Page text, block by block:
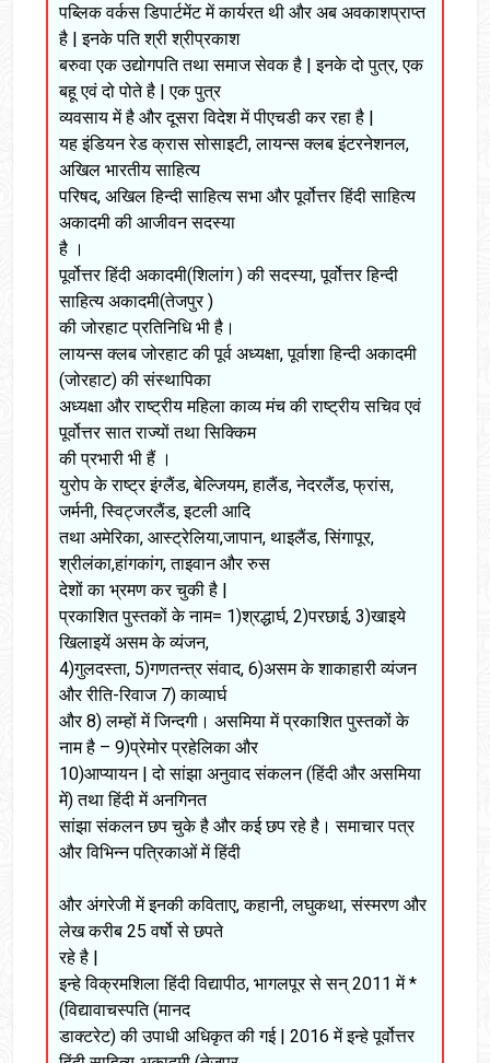
पब्लिक वर्कस डिपार्टमेंट में कार्यरत थी और अब अवकाशप्राप्त
है | इनके पति श्री श्रीप्रकाश
बरुवा एक उद्योगपति तथा समाज सेवक है | इनके दो पुत्र, एक
बहू एवं दो पोते है | एक पुत्र
व्यवसाय में है और दूसरा विदेश में पीएचडी कर रहा है |
यह इंडियन रेड क्रास सोसाइटी, लायन्स क्लब इंटरनेशनल,
अखिल भारतीय साहित्य
परिषद, अखिल हिन्दी साहित्य सभा और पूर्वोत्तर हिंदी साहित्य
अकादमी की आजीवन सदस्या
है ।
पूर्वोत्तर हिंदी अकादमी(शिलांग ) की सदस्या, पूर्वोत्तर हिन्दी
साहित्य अकादमी(तेजपुर )
की जोरहाट प्रतिनिधि भी है।
लायन्स क्लब जोरहाट की पूर्व अध्यक्षा, पूर्वाशा हिन्दी अकादमी
(जोरहाट) की संस्थापिका
अध्यक्षा और राष्ट्रीय महिला काव्य मंच की राष्ट्रीय सचिव एवं
पूर्वोत्तर सात राज्यों तथा सिक्किम
की प्रभारी भी हैं ।
युरोप के राष्ट्र इंग्लैंड, बेल्जियम, हालैंड, नेदरलैंड, फ्रांस,
जर्मनी, स्विट्जरलैंड, इटली आदि
तथा अमेरिका, आस्ट्रेलिया,जापान, थाइलैंड, सिंगापूर,
श्रीलंका,हांगकांग, ताइवान और रुस
देशों का भ्रमण कर चुकी है |
प्रकाशित पुस्तकों के नाम= 1)श्रद्धार्घ, 2)परछाई, 3)खाइये
खिलाइयें असम के व्यंजन,
4)गुलदस्ता, 5)गणतन्त्र संवाद, 6)असम के शाकाहारी व्यंजन
और रीति-रिवाज 7) काव्यार्घ
और 8) लम्हों में जिन्दगी। असमिया में प्रकाशित पुस्तकों के
नाम है – 9)प्रेमोर प्रहेलिका और
10)आप्यायन | दो सांझा अनुवाद संकलन (हिंदी और असमिया
में) तथा हिंदी में अनगिनत
सांझा संकलन छप चुके है और कई छप रहे है। समाचार पत्र
और विभिन्न पत्रिकाओं में हिंदी
और अंगरेजी में इनकी कविताए, कहानी, लघुकथा, संस्मरण और
लेख करीब 25 वर्षो से छपते
रहे है |
इन्हे विक्रमशिला हिंदी विद्यापीठ, भागलपूर से सन् 2011 में *
(विद्यावाचस्पति (मानद
डाक्टरेट) की उपाधी अधिकृत की गई | 2016 में इन्हे पूर्वोत्तर